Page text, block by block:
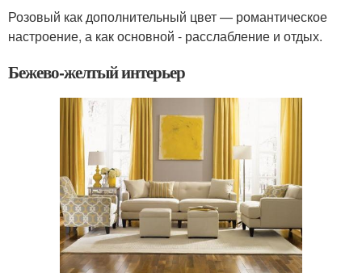
Розовый как дополнительный цвет — романтическое
настроение, а как основной - расслабление и отдых.
Бежево-желтый интерьер